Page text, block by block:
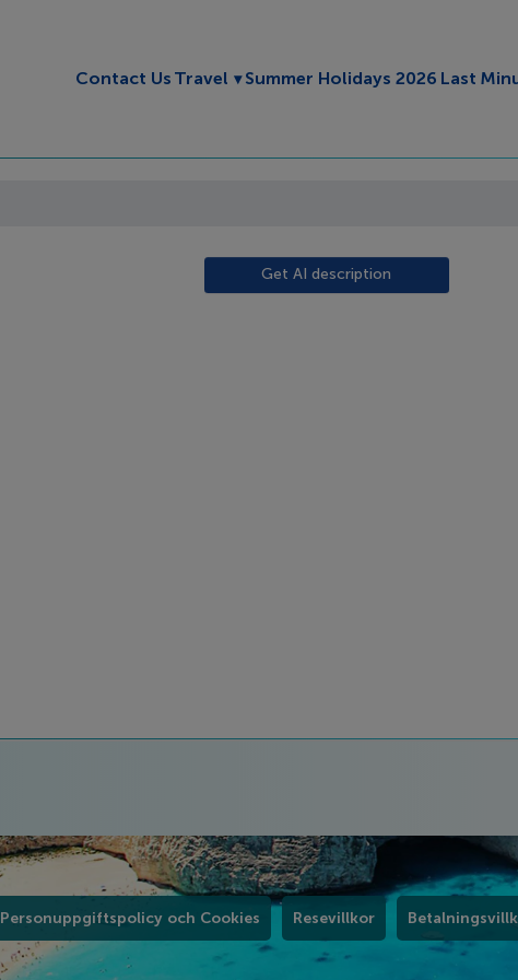
Contact Us Travel Toggle submenu
Summer Holidays 2026 Last
Get AI description
Personuppgiftspolicy och Cookies Resevillkor